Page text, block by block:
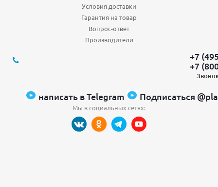
Условия доставки
Гарантия на товар
Вопрос-ответ
Производители
+7
+7
написать в Telegram Подписаться
Мы в социальных сетях: